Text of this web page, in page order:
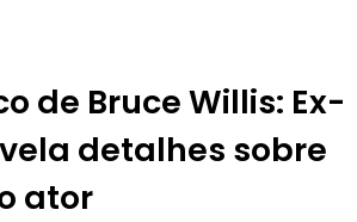
de Bruce Willis: Ex-
detalhes sobre
ator